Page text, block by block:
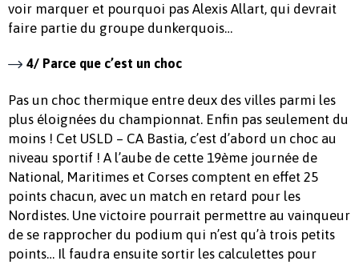
voir marquer et pourquoi pas Alexis Allart, qui devrait
faire partie du groupe dunkerquois…
4/ Parce que c’est un choc
Pas un choc thermique entre deux des villes parmi les
plus éloignées du championnat. Enfin pas seulement du
moins ! Cet USLD – CA Bastia, c’est d’abord un choc au
niveau sportif ! A l’aube de cette 19ème journée de
National, Maritimes et Corses comptent en effet 25
points chacun, avec un match en retard pour les
Nordistes. Une victoire pourrait permettre au vainqueur
de se rapprocher du podium qui n’est qu’à trois petits
points… Il faudra ensuite sortir les calculettes pour